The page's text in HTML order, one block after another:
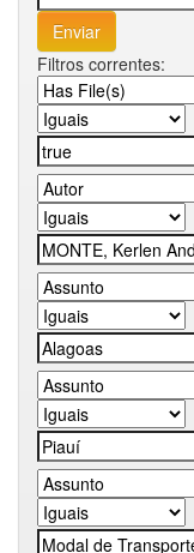
Filtros correntes: